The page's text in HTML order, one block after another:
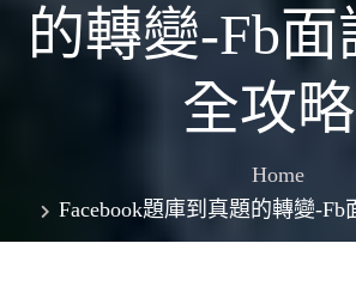
的轉變-Fb面
全攻略
Home
Facebook題庫到真題的轉變-